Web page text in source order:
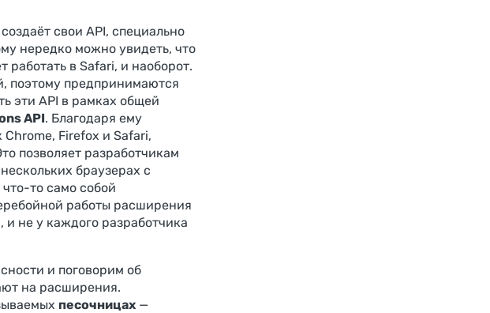
свои API, специально
нередко можно увидеть, что
в Safari, и наоборот.
поэтому предпринимаются
эти API в рамках общей
API. Благодаря ему
Chrome, Firefox и Safari,
позволяет разработчикам
браузерах с
то само собой
работы расширения
и не у каждого разработчика
и поговорим об
на расширения.
песочницах —